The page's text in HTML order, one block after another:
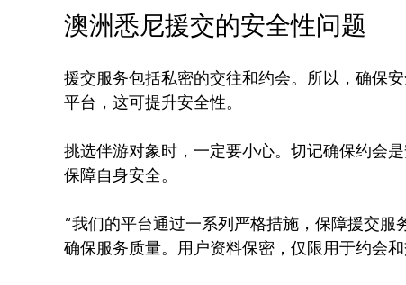
澳洲悉尼援交的安全性问题
援交服务包括私密的交往和约会。所以，确保
平台，这可提升安全性。
挑选伴游对象时，一定要小心。切记确保约会
“我们的平台通过一系列严格措施，保障援交服
确保服务质量。用户资料保密，仅限用于约会